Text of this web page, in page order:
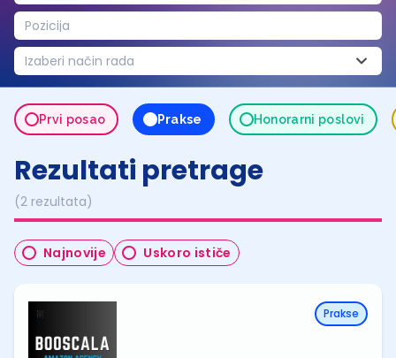
Pozicija
Izaberi način rada
Prvi posao Prakse Honorarni poslovi
Rezultati pretrage
(2 rezultata)
Najnovije Uskoro ističe
Prakse